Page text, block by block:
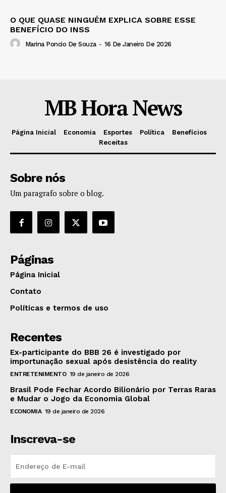
O QUE QUASE NINGUÉM EXPLICA SOBRE ESSE
BENEFÍCIO DO INSS
Marina Poncio De Souza - 16 De Janeiro De 2026
MB Hora News
Página Inicial Economia Esportes Política
Benefícios
Receitas
Sobre nós
Um paragrafo sobre o blog.
Páginas
Página Inicial
Contato
Políticas e termos de uso
Recentes
Ex-participante do BBB 26 é investigado por
importunação sexual após desistência do reality
ENTRETENIMENTO 19 de janeiro de 2026
Brasil Pode Fechar Acordo Bilionário por Terras Raras
e Mudar o Jogo da Economia Global
ECONOMIA 19 de janeiro de 2026
Inscreva-se